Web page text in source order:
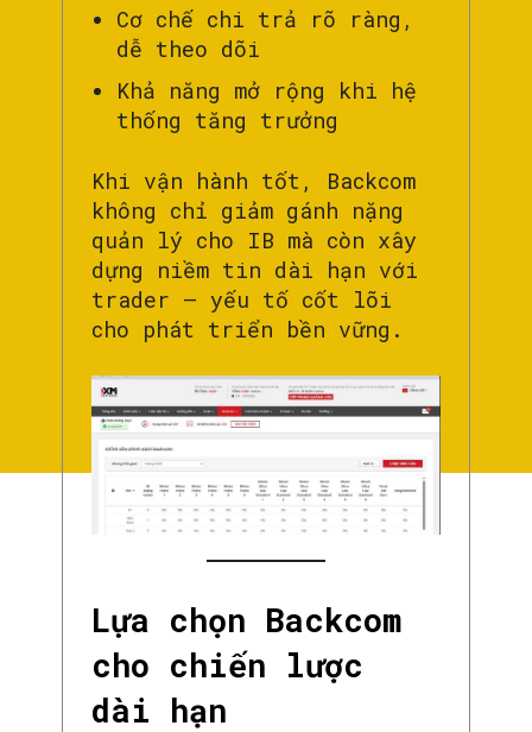
Cơ chế chi trả rõ ràng,
dễ theo dõi
Khả năng mở rộng khi hệ
thống tăng trưởng
Khi vận hành tốt, Backcom
không chỉ giảm gánh nặng
quản lý cho IB mà còn xây
dựng niềm tin dài hạn với
trader — yếu tố cốt lõi
cho phát triển bền vững.
Lựa chọn Backcom
cho chiến lược
dài hạn